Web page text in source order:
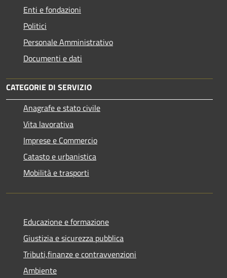
Enti e fondazioni
Politici
Personale Amministrativo
Documenti e dati
CATEGORIE DI SERVIZIO
Anagrafe e stato civile
Vita lavorativa
Imprese e Commercio
Catasto e urbanistica
Mobilità e trasporti
Educazione e formazione
Giustizia e sicurezza pubblica
Tributi,finanze e contravvenzioni
Ambiente